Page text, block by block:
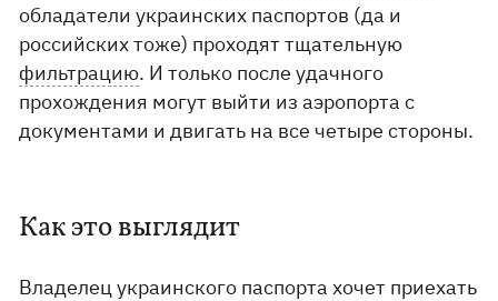
обладатели украинских паспортов (да и
российских тоже) проходят тщательную
фильтрацию. И только после удачного
прохождения могут выйти из аэропорта с
документами и двигать на все четыре стороны.
Как это выглядит
Владелец украинского паспорта хочет приехать